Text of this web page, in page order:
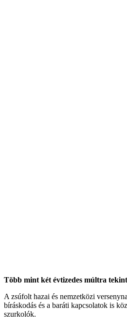
Több mint két évtizedes múltra
A zsúfolt hazai és nemzetközi
bíráskodás és a baráti kapcsolatok is
szurkolók.